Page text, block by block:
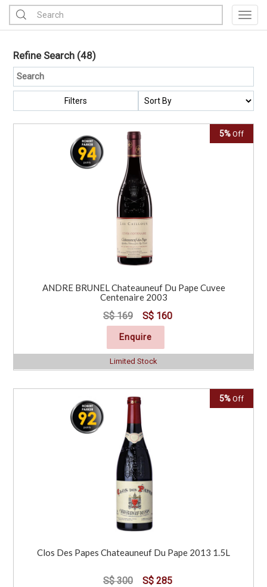
Refine Search (48)
Filters
5% Off
ANDRE BRUNEL Chateauneuf Du Pape Cuvee
Centenaire 2003
S$ 169 S$ 160
Enquire
Limited Stock
5% Off
Clos Des Papes Chateauneuf Du Pape 2013 1.5L
S$ 300 S$ 285